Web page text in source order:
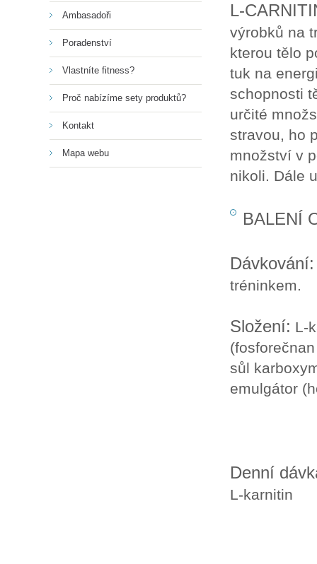
Ambasadoři
Poradenství
Vlastníte fitness?
Proč nabízíme sety produktů?
Kontakt
Mapa webu
L-
výrobků na
kterou tělo
tuk na
schopnosti
určité
stravou, ho
množství v
nikoli. Dále
BALENÍ
tréninkem.
Složení: L-
sůl
emulgátor
Denní
L-